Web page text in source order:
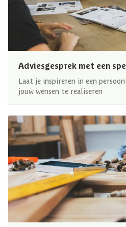
Adviesgesprek met een
Laat je inspireren in een
jouw wensen te realiseren